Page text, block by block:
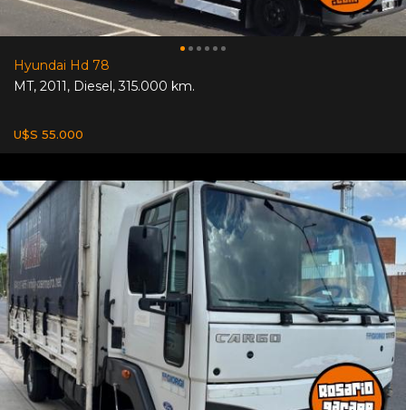
Hyundai Hd 78
MT, 2011, Diesel,315.000 km.
U$S 55.000